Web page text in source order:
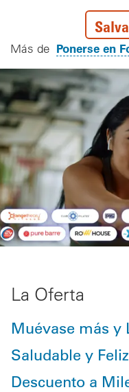
Más de Ponerse en
La Oferta
Muévase más y
Saludable y
Descuento a